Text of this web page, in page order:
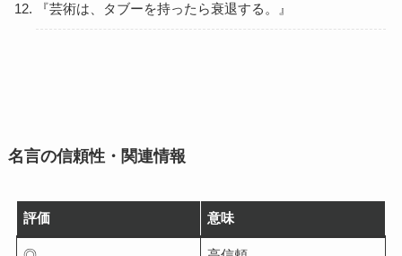
『芸術は、タブーを持ったら衰退する。』
名言の信頼性・関連情報
評価 意味